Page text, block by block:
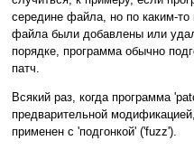
середине файла, но по каким-то
файла были добавлены или
порядке, программа обычно
патч.
Всякий раз, когда программа
предварительной
применен с 'подгонкой' ('fuzz').